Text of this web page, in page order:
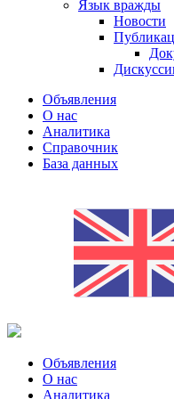
Язык вражды
Новости
Объявления
О нас
Аналитика
Справочник
База данных
Объявления
О нас
Аналитика